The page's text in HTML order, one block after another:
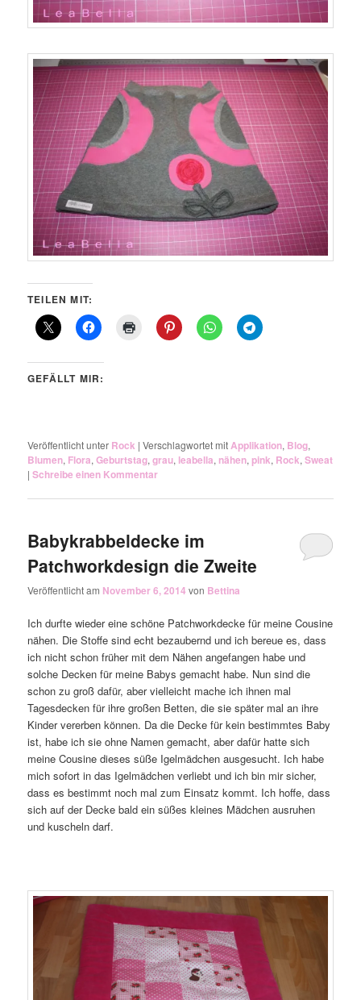
TEILEN MIT:
GEFÄLLT MIR:
Veröffentlicht unter Rock |Verschlagwortet mit Applikation, Blog,
Blumen, Flora,Geburtstag,grau, leabella, nähen,pink, Rock,Sweat
|Schreibe einen Kommentar
Babykrabbeldecke im
Patchworkdesign die Zweite
Veröffentlicht am November 6, 2014 von Bettina
Ich durfte wieder eine schöne Patchworkdecke für meine Cousine
nähen. Die Stoffe sind echt bezaubernd und ich bereue es, dass
ich nicht schon früher mit dem Nähen angefangen habe und
solche Decken für meine Babys gemacht habe. Nun sind die
schon zu groß dafür, aber vielleicht mache ich ihnen mal
Tagesdecken für ihre großen Betten, die sie später mal an ihre
Kinder vererben können. Da die Decke für kein bestimmtes Baby
ist, habe ich sie ohne Namen gemacht, aber dafür hatte sich
meine Cousine dieses süße Igelmädchen ausgesucht. Ich habe
mich sofort in das Igelmädchen verliebt und ich bin mir sicher,
dass es bestimmt noch mal zum Einsatz kommt. Ich hoffe, dass
sich auf der Decke bald ein süßes kleines Mädchen ausruhen
und kuscheln darf.